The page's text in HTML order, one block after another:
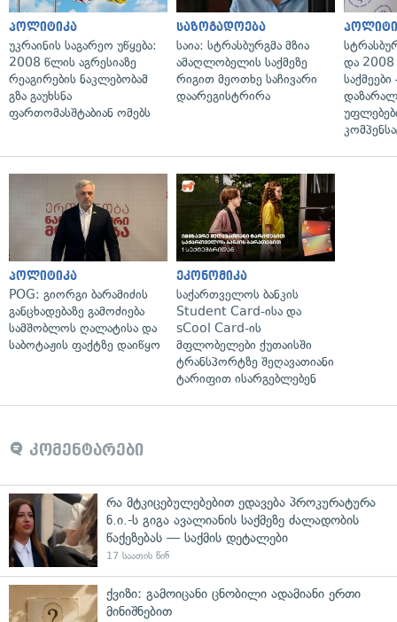
პოლიტიკა
უკრაინის საგარეო უწყება:
2008 წლის აგრესიაზე
რეაგირების ნაკლებობამ
გზა გაუხსნა
ფართომასშტაბიან ომებს
საზოგადოება
საია: სტრასბურგმა მზია
ამაღლობელის საქმეზე
რიგით მეოთხე საჩივარი
დაარეგისტრირა
და 2008
პოლიტიკა
POG: გიორგი ბარამიძის
განცხადებაზე გამოძიება
სამშობლოს ღალატისა და
საბოტაჟის ფაქტზე დაიწყო
ეკონომიკა
საქართველოს ბანკის
Student Card-ისა და
sCool Card-ის
მფლობელები ქუთაისში
ტრანსპორტზე შეღავათიანი
ტარიფით ისარგებლებენ
კომენტარები
რა მტკიცებულებებით ედავება პროკურატურა
ნ.ი.-ს გიგა ავალიანის საქმეზე ძალადობის
წაქეზებას — საქმის დეტალები
17 საათის წინ
ქვიზი: გამოიცანი ცნობილი ადამიანი ერთი
მინიშნებით